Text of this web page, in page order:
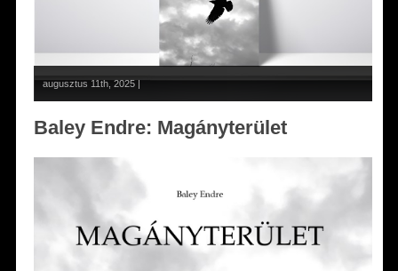
augusztus 11th, 2025 |
Baley Endre: Magányterület